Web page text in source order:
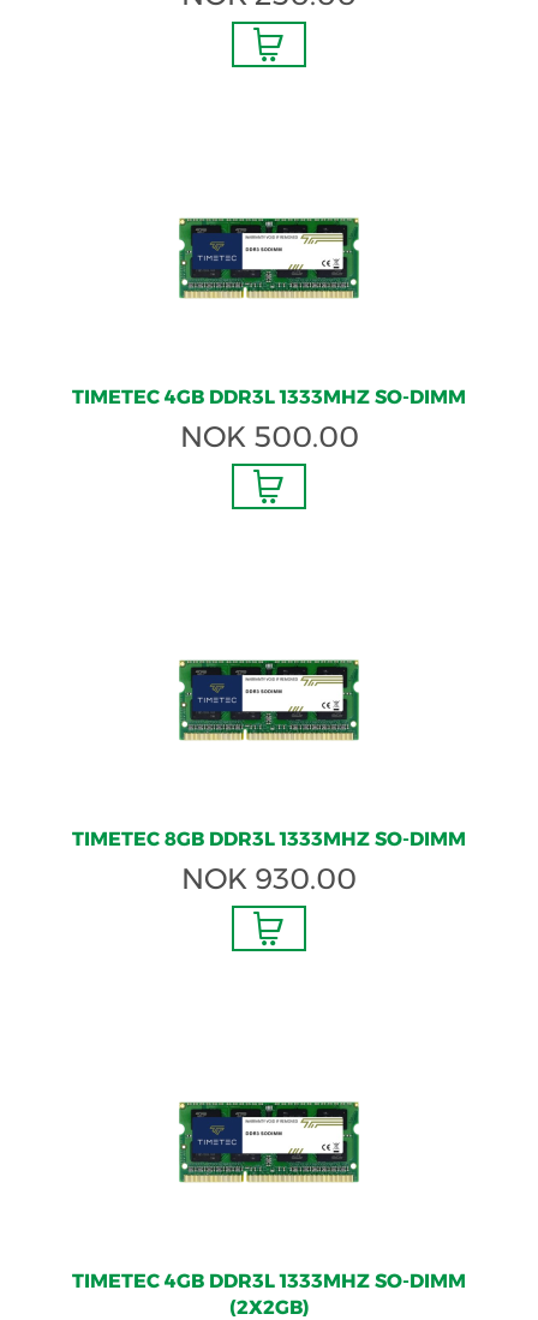
TIMETEC 4GB DDR3L 1333MHZ SO-DIMM
NOK 500.00
TIMETEC 8GB DDR3L 1333MHZ SO-DIMM
NOK 930.00
TIMETEC 4GB DDR3L 1333MHZ SO-DIMM
(2X2GB)